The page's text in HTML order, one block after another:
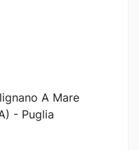
A Mare
- Puglia